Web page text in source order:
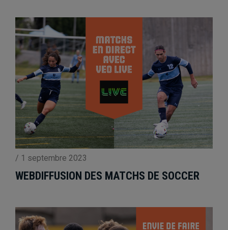
/ 1 septembre 2023
WEBDIFFUSION DES MATCHS DE SOCCER